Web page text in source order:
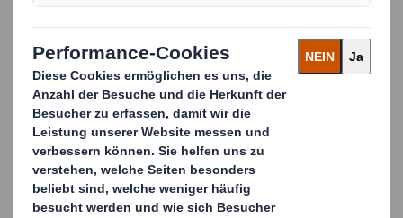
Hinter all unseren Aktivitäten steht der Grundsatz
„The Power of Less“, d. h. weniger Abfall, weniger
Kosten, weniger Komplexität.
Automobilkomponenten unterscheiden sich in
Größe, Gewicht und Komplexität. Sie benötigen
effektive Verpackungen, um Ihre Waren auf dem
Transportweg zu schützen. Gleichzeitig sollen die
Umweltbelastung reduziert werden und Material
recyclingfähig sein.